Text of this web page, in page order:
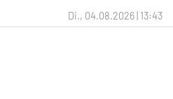
Di., 04.08.2026 | 13:43